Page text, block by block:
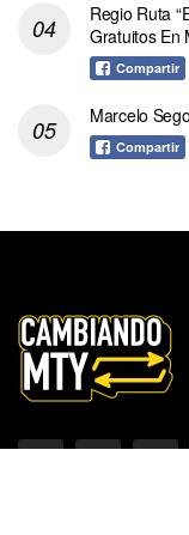
Regio Ruta
Gratuitos En
Compartir
Marcelo
Compartir